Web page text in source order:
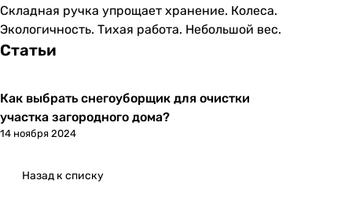
Складная ручка упрощает хранение. Колеса.
Экологичность. Тихая работа. Небольшой вес.
Статьи
Как выбрать снегоуборщик для очистки
участка загородного дома?
14 ноября 2024
Назад к списку